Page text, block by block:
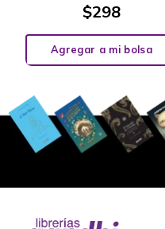
$298
Agregar a mi bolsa